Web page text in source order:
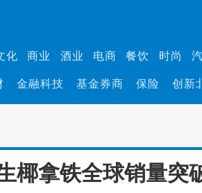
化 商业 酒业 电商 餐饮 时尚
金融科技 基金券商 保险 创新
椰拿铁全球销量突